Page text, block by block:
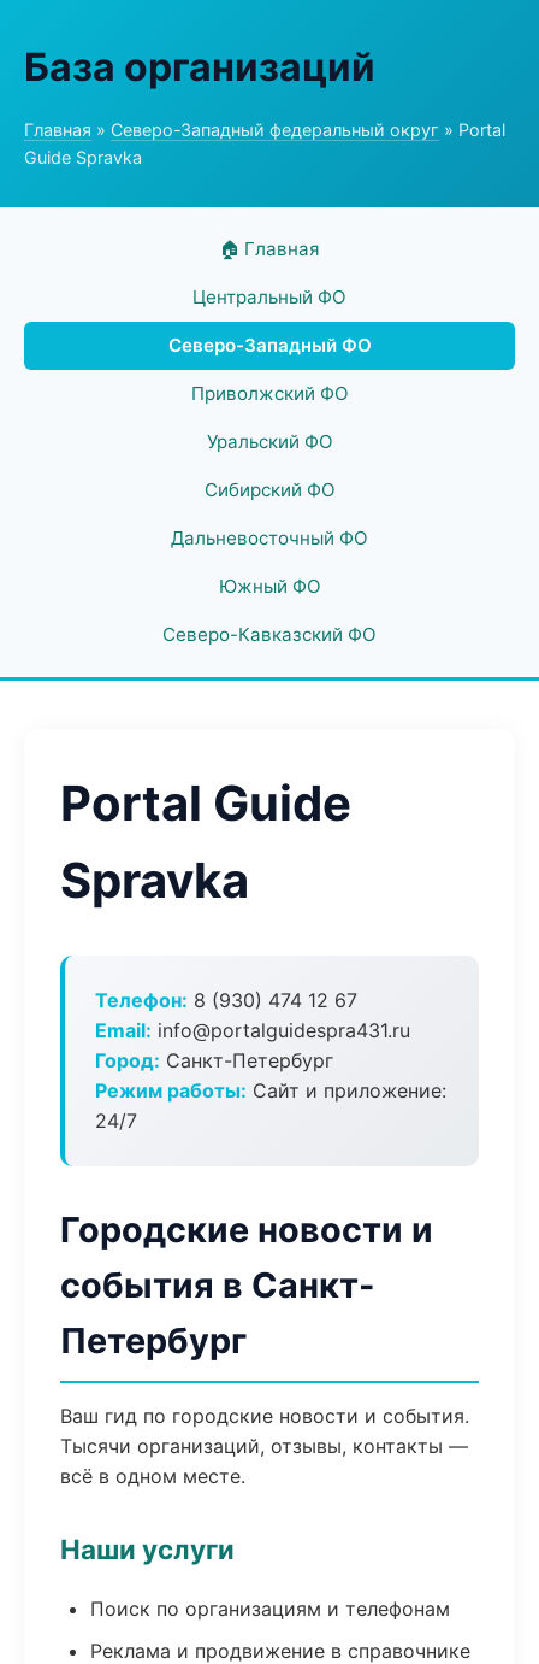
База организаций
Главная » Северо-Западный федеральный округ » Portal
Guide Spravka
🏠 Главная
Центральный ФО
Северо-Западный ФО
Приволжский ФО
Уральский ФО
Сибирский ФО
Дальневосточный ФО
Южный ФО
Северо-Кавказский ФО
Portal Guide
Spravka
Телефон: 8 (930) 474 12 67
Email: info@portalguidespra431.ru
Город: Санкт-Петербург
Режим работы: Сайт и приложение:
24/7
Городские новости и
события в Санкт-
Петербург
Ваш гид по городские новости и события.
Тысячи организаций, отзывы, контакты —
всё в одном месте.
Наши услуги
Поиск по организациям и телефонам
Реклама и продвижение в справочнике